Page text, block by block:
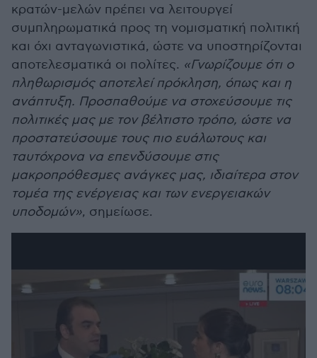
κρατών-μελών πρέπει να λειτουργεί
συμπληρωματικά προς τη νομισματική πολιτική
και όχι ανταγωνιστικά, ώστε να υποστηρίζονται
αποτελεσματικά οι πολίτες. «Γνωρίζουμε ότι ο
πληθωρισμός αποτελεί πρόκληση, όπως και η
ανάπτυξη. Προσπαθούμε να στοχεύσουμε τις
πολιτικές μας με τον βέλτιστο τρόπο, ώστε να
προστατεύσουμε τους πιο ευάλωτους και
ταυτόχρονα να επενδύσουμε στις
μακροπρόθεσμες ανάγκες μας, ιδιαίτερα στον
τομέα της ενέργειας και των ενεργειακών
υποδομών», σημείωσε.